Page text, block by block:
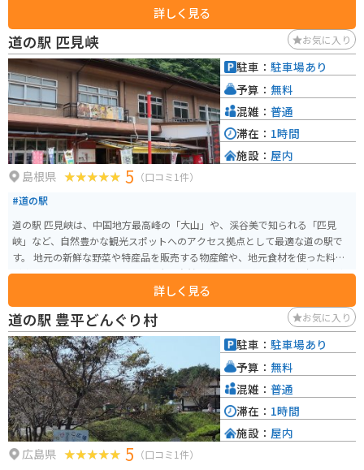
写真撮影にもってこいの絶景スポットが多数あります。
詳しく見る
道の駅 匹見峡 お気に入り
島根県 5 （口コミ1件）
#道の駅
道の駅 匹見峡は、中国地方最高峰の「大山」や、渓谷美で知られる「匹見
峡」など、自然豊かな観光スポットへのアクセス拠点として最適な道の駅で
す。 地元の新鮮な野菜や特産品を販売する物産館や、地元食材を使った料理
が楽しめるレストラン、そして雄大な自然を望むことができる展望台などが
おすすめです。 秋には美しい紅葉を楽しむことができ、ドライブやツーリン
グに最適なシーズンです。 【おすすめポイント】 * 匹見峡の絶景 * 新鮮な地
元野菜 * ワインディングロード 【周辺情報】 * 匹見峡 * 立久恵峡 * 鬼面渓谷
* わさびの里匹見峡
詳しく見る
駐車： 駐車場あり
予算： 無料
混雑： 普通
滞在： 1時間
施設： 屋内
道の駅 豊平どんぐり村 お気に入り
広島県 5 （口コミ1件）
駐車： 駐車場あり
予算： 無料
混雑： 普通
滞在： 1時間
施設： 屋内